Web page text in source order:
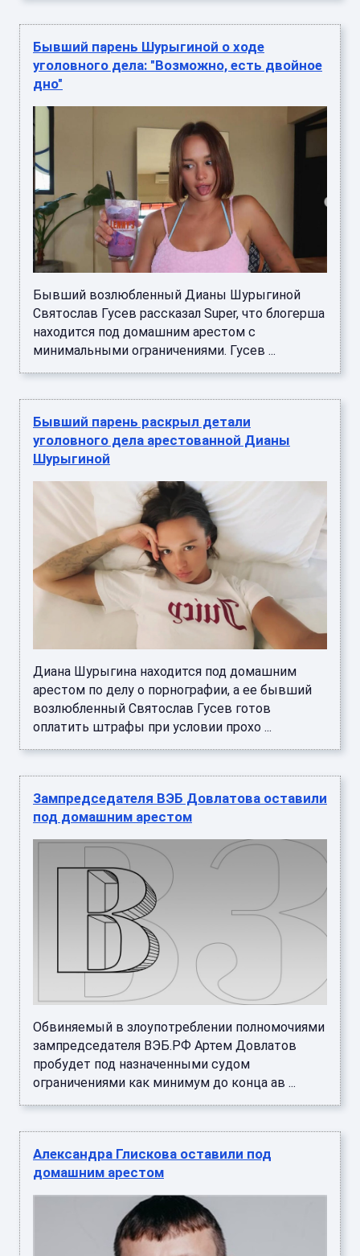
Бывший парень Шурыгиной о ходе
уголовного дела: "Возможно, есть двойное
дно"
Бывший возлюбленный Дианы Шурыгиной
Святослав Гусев рассказал Super, что блогерша
находится под домашним арестом с
минимальными ограничениями. Гусев ...
Бывший парень раскрыл детали
уголовного дела арестованной Дианы
Шурыгиной
Диана Шурыгина находится под домашним
арестом по делу о порнографии, а ее бывший
возлюбленный Святослав Гусев готов
оплатить штрафы при условии прохо ...
Зампредседателя ВЭБ Довлатова оставили
под домашним арестом
Обвиняемый в злоупотреблении полномочиями
зампредседателя ВЭБ.РФ Артем Довлатов
пробудет под назначенными судом
ограничениями как минимум до конца ав ...
Александра Глискова оставили под
домашним арестом